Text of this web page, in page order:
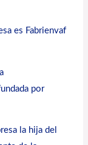
es Fabrienvaf
por
la hija del